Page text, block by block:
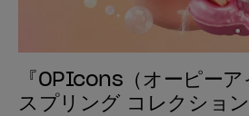
『OPIcons（オーピー
スプリング コレクション